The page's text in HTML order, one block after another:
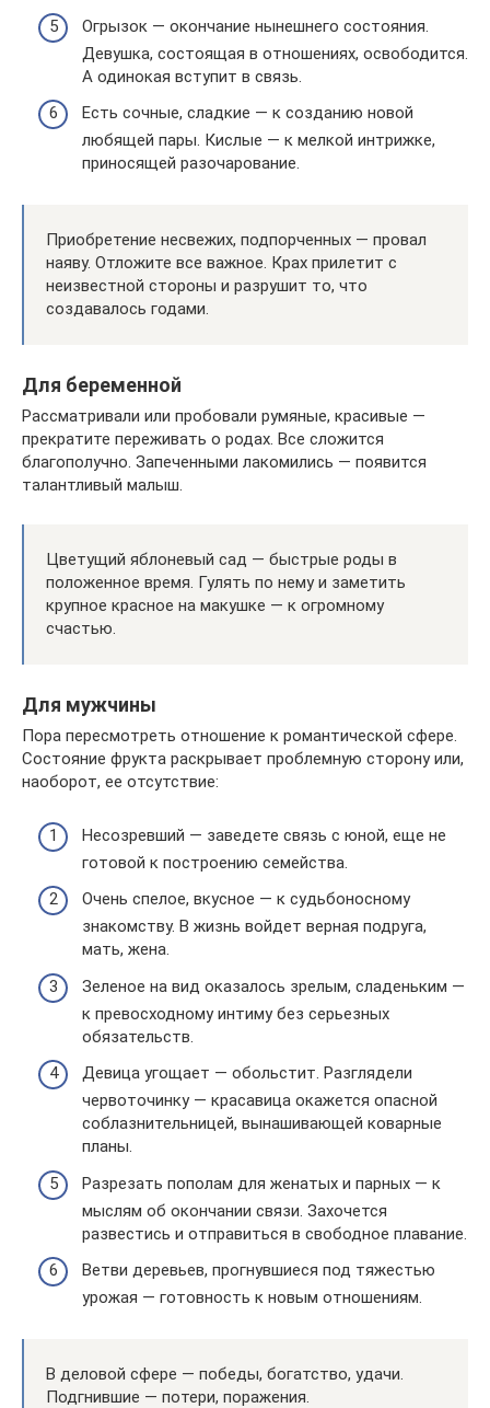
Огрызок — окончание нынешнего состояния.
Девушка, состоящая в отношениях, освободится.
А одинокая вступит в связь.
Есть сочные, сладкие — к созданию новой
любящей пары. Кислые — к мелкой интрижке,
приносящей разочарование.
Приобретение несвежих, подпорченных — провал
наяву. Отложите все важное. Крах прилетит с
неизвестной стороны и разрушит то, что
создавалось годами.
Для беременной
Рассматривали или пробовали румяные, красивые —
прекратите переживать о родах. Все сложится
благополучно. Запеченными лакомились — появится
талантливый малыш.
Цветущий яблоневый сад — быстрые роды в
положенное время. Гулять по нему и заметить
крупное красное на макушке — к огромному
счастью.
Для мужчины
Пора пересмотреть отношение к романтической сфере.
Состояние фрукта раскрывает проблемную сторону или,
наоборот, ее отсутствие:
Несозревший — заведете связь с юной, еще не
готовой к построению семейства.
Очень спелое, вкусное — к судьбоносному
знакомству. В жизнь войдет верная подруга,
мать, жена.
Зеленое на вид оказалось зрелым, сладеньким —
к превосходному интиму без серьезных
обязательств.
Девица угощает — обольстит. Разглядели
червоточинку — красавица окажется опасной
соблазнительницей, вынашивающей коварные
планы.
Разрезать пополам для женатых и парных — к
мыслям об окончании связи. Захочется
развестись и отправиться в свободное плавание.
Ветви деревьев, прогнувшиеся под тяжестью
урожая — готовность к новым отношениям.
В деловой сфере — победы, богатство, удачи.
Подгнившие — потери, поражения.